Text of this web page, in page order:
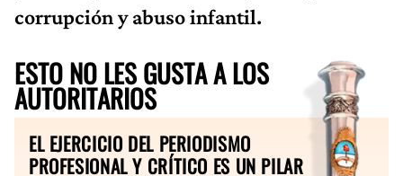
corrupción y abuso infantil.
ESTO NO LES GUSTA A LOS
AUTORITARIOS
EL EJERCICIO DEL PERIODISMO
PROFESIONAL Y CRÍTICO ES UN PILAR